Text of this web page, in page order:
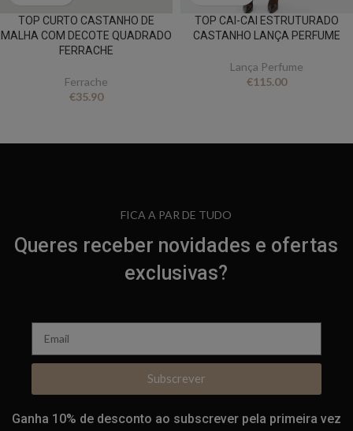
TOP CURTO CASTANHO DE
MALHA COM DECOTE QUADRADO
FERRACHE
Ferrache
€35.90
TOP CAI-CAI ESTRUTURADO
CASTANHO LANÇA PERFUME
Lança Perfume
€115.00
FICA A PAR DE TUDO
Queres receber novidades e ofertas
exclusivas?
Subscrever
Ganha 10% de desconto ao subscrever pela primeira vez